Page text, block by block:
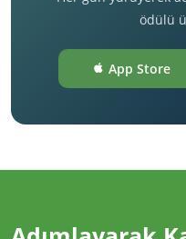
ödülü
App Store